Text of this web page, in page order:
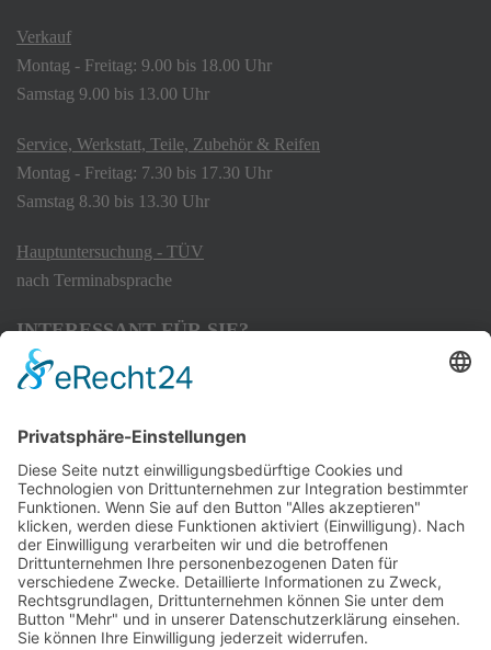
Verkauf
Montag - Freitag: 9.00 bis 18.00 Uhr
Samstag 9.00 bis 13.00 Uhr
Service, Werkstatt, Teile, Zubehör & Reifen
Montag - Freitag: 7.30 bis 17.30 Uhr
Samstag 8.30 bis 13.30 Uhr
Hauptuntersuchung - TÜV
nach Terminabsprache
INTERESSANT FÜR SIE?
Kontakt
Bonuskarte
Über uns
Stellenangebote
Beratungstermin vereinbaren
RECHTLICHES